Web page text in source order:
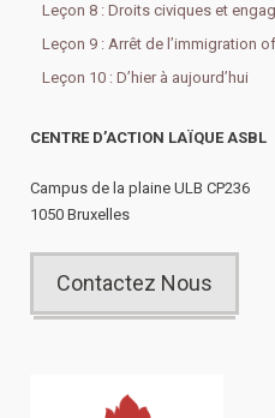
Leçon 8 : Droits civiques et
Leçon 9 : Arrêt de l’immigration
Leçon 10 : D’hier à aujourd’hui
CENTRE D’ACTION LAÏQUE ASBL
Campus de la plaine ULB CP236
1050 Bruxelles
Contactez Nous